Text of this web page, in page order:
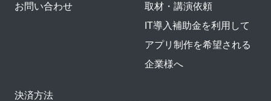
お問い合わせ
取材・講演依頼
IT導入補助金を利用して
アプリ制作を希望される
企業様へ
決済方法